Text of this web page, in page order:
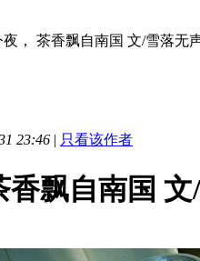
夜， 茶香飘自南国 文/雪落无
23:46 | 只看该作者
香飘自南国